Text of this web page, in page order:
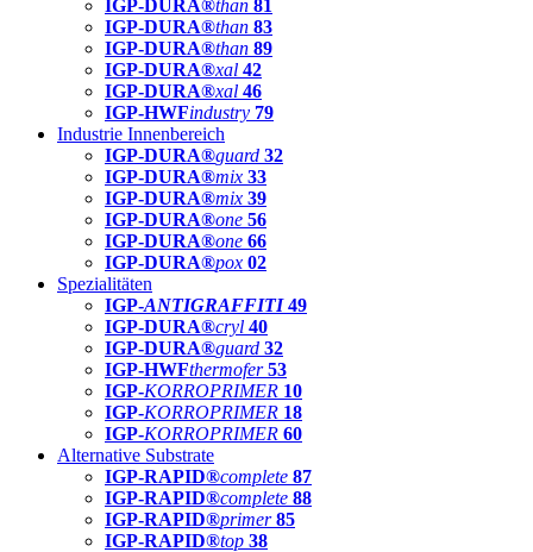
IGP-DURA®than 81
IGP-DURA®than 83
IGP-DURA®than 89
IGP-DURA®xal 42
IGP-DURA®xal 46
IGP-HWFindustry 79
Industrie Innenbereich
IGP-DURA®guard 32
IGP-DURA®mix 33
IGP-DURA®mix 39
IGP-DURA®one 56
IGP-DURA®one 66
IGP-DURA®pox 02
Spezialitäten
IGP-ANTIGRAFFITI49
IGP-DURA®cryl 40
IGP-DURA®guard 32
IGP-HWFthermofer 53
IGP-KORROPRIMER 10
IGP-KORROPRIMER 18
IGP-KORROPRIMER 60
Alternative Substrate
IGP-RAPID®complete 87
IGP-RAPID®complete 88
IGP-RAPID®primer 85
IGP-RAPID®top 38